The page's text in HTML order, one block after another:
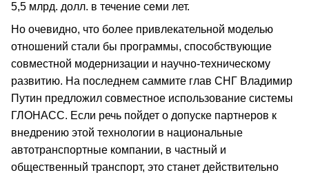
5,5 млрд. долл. в течение семи лет.
Но очевидно, что более привлекательной моделью
отношений стали бы программы, способствующие
совместной модернизации и научно-техническому
развитию. На последнем саммите глав СНГ Владимир
Путин предложил совместное использование системы
ГЛОНАСС. Если речь пойдет о допуске партнеров к
внедрению этой технологии в национальные
автотранспортные компании, в частный и
общественный транспорт, это станет действительно